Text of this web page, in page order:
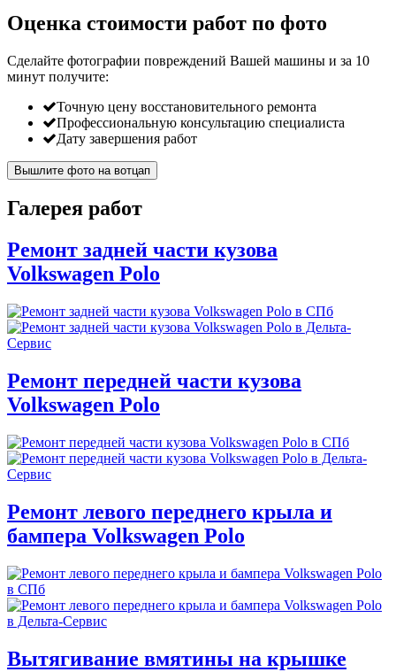
Оценка стоимости работ по фото
Сделайте фотографии повреждений Вашей машины и за 10
минут получите:
Точную цену восстановительного ремонта
Профессиональную консультацию специалиста
Дату завершения работ
Вышлите фото на вотцап
Галерея работ
Ремонт задней части кузова
Volkswagen Polo
Ремонт передней части кузова
Volkswagen Polo
Ремонт левого переднего крыла и
бампера Volkswagen Polo
Вытягивание вмятины на крышке